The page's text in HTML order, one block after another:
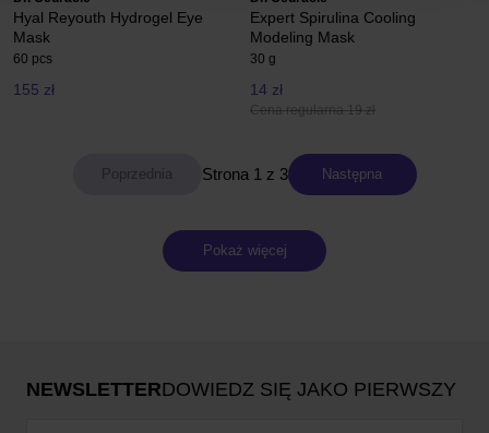
Hyal Reyouth Hydrogel Eye
Mask
60 pcs
155 zł
Expert Spirulina Cooling
Modeling Mask
30 g
14 zł
Cena regularna 19 zł
Strona 1 z 3 Następna
Pokaż więcej
NEWSLETTERDOWIEDZ SIĘ JAKO PIERWSZY